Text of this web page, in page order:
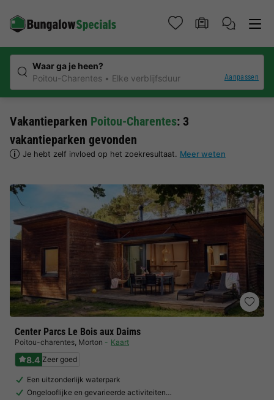
Waar ga je heen?
Poitou-Charentes
Elke verblijfsduur Aanpassen
Vakantieparken Poitou-Charentes: 3
vakantieparken gevonden
Je hebt zelf invloed op het zoekresultaat. Meer weten
Center Parcs Le Bois aux Daims
Poitou-charentes, Morton Kaart
8.4 Zeer goed
Een uitzonderlijk waterpark
Ongelooflijke en gevarieerde activiteiten…